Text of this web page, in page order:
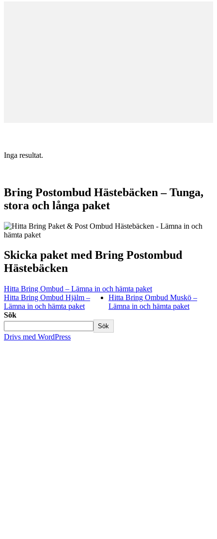
Inga resultat.
Bring Postombud Hästebäcken – Tunga,
stora och långa paket
Skicka paket med Bring Postombud
Hästebäcken
Hitta Bring Ombud – Lämna in och hämta paket
Hitta Bring Ombud Hjälm –
Lämna in och hämta paket
Hitta Bring Ombud Muskö –
Lämna in och hämta paket
Sök
Sök
Drivs med WordPress